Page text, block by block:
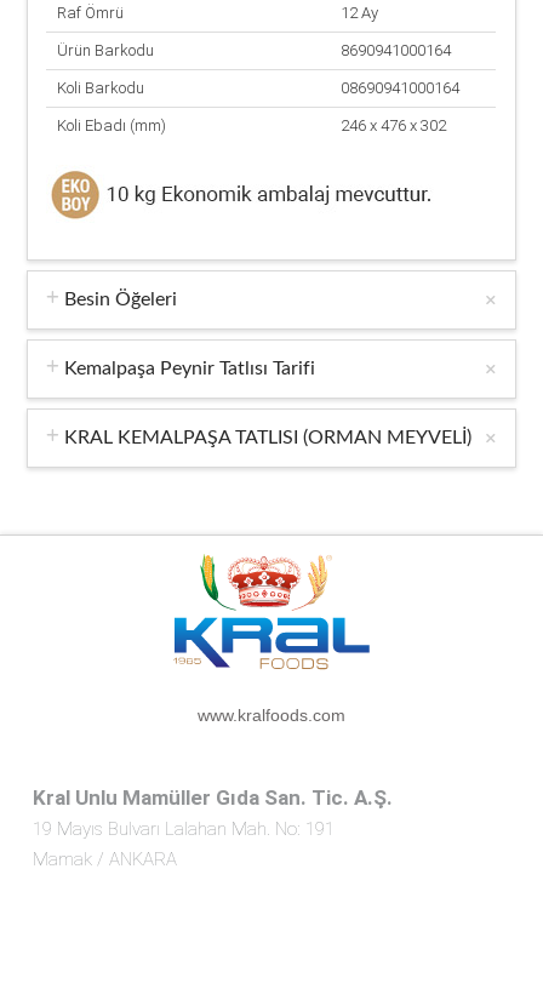
Raf Ömrü 12 Ay
Ürün Barkodu 8690941000164
Koli Barkodu 08690941000164
Koli Ebadı (mm) 246 x 476 x 302
Besin Öğeleri
Kemalpaşa Peynir Tatlısı Tarifi
KRAL KEMALPAŞA TATLISI (ORMAN MEYVELİ)
www.kralfoods.com
Kral Unlu Mamüller Gıda San. Tic. A.Ş.
19 Mayıs Bulvarı Lalahan Mah. No: 191
Mamak / ANKARA